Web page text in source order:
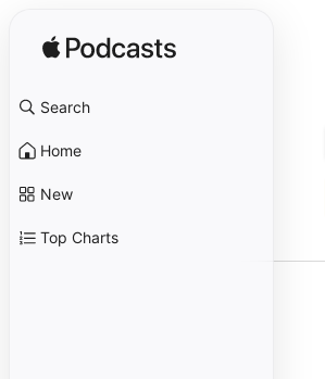
Search
Home
New
Top Charts